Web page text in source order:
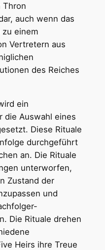
Thron
auch wenn das
zu einem
Vertretern aus
des Reiches
ein
die Auswahl eines
Diese Rituale
durchgeführt
an. Die Rituale
unterworfen,
Zustand der
und
Die Rituale drehen
Heirs ihre Treue